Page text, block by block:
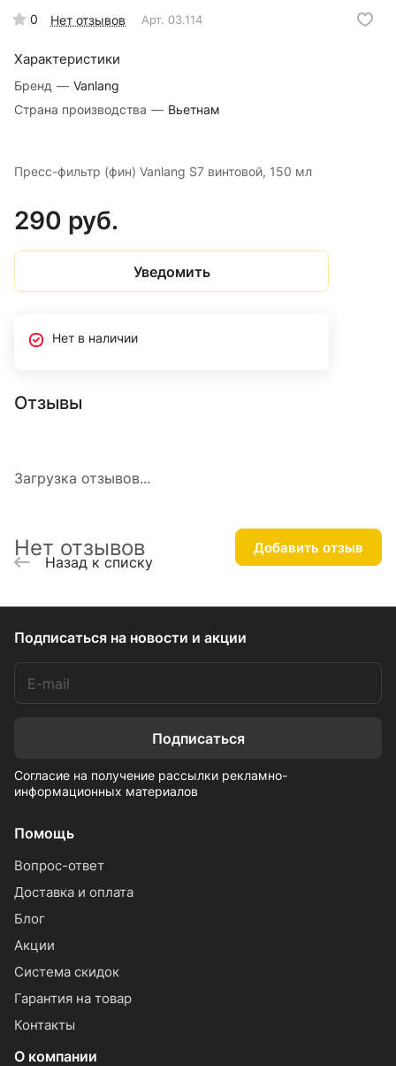
0 Нет отзывов Арт. 03.114
Характеристики
Бренд — Vanlang
Страна производства — Вьетнам
Пресс-фильтр (фин) Vanlang S7 винтовой, 150 мл
290 руб.
Уведомить
Нет в наличии
Отзывы
Загрузка отзывов...
Нет отзывов Добавить отзыв
Назад к списку
Подписаться на новости и акции
Подписаться
Согласие на получение рассылки рекламно-
информационных материалов
Помощь
Вопрос-ответ
Доставка и оплата
Блог
Акции
Система скидок
Гарантия на товар
Контакты
О компании